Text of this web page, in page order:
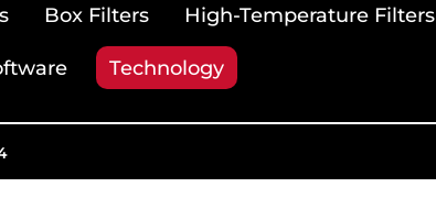
Box Filters High-Temperature Filters
Technology